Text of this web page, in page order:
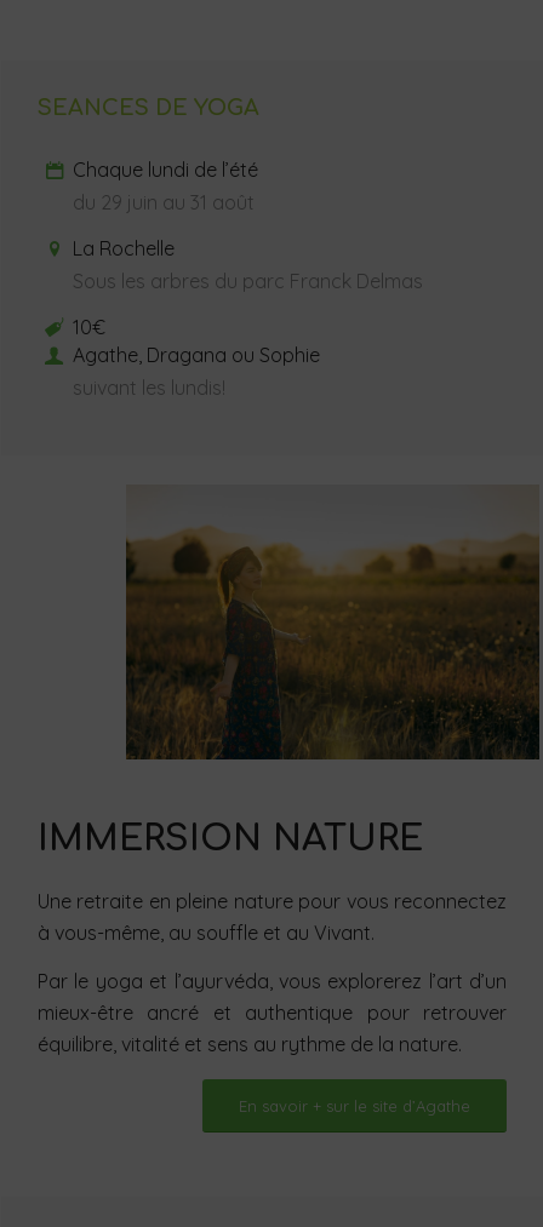
SEANCES DE YOGA
Chaque lundi de l’été
du 29 juin au 31 août
La Rochelle
Sous les arbres du parc Franck Delmas
10€
Agathe, Dragana ou Sophie
suivant les lundis!
IMMERSION NATURE
Une retraite en pleine nature pour vous reconnectez
à vous-même, au souffle et au Vivant.
Par le yoga et l’ayurvéda, vous explorerez l’art d’un
mieux-être ancré et authentique pour retrouver
équilibre, vitalité et sens au rythme de la nature.
En savoir + sur le site d’Agathe